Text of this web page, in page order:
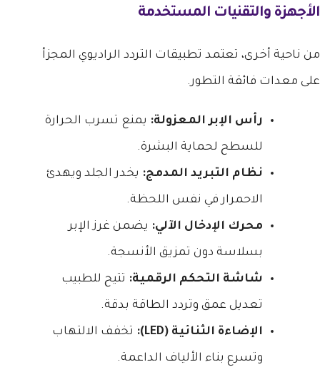
الأجهزة والتقنيات المستخدمة
من ناحية أخرى، تعتمد تطبيقات التردد الراديوي المجزأ
على معدات فائقة التطور.
رأس الإبر المعزولة: يمنع تسرب الحرارة
للسطح لحماية البشرة.
نظام التبريد المدمج: يخدر الجلد ويهدئ
الاحمرار في نفس اللحظة.
محرك الإدخال الآلي: يضمن غرز الإبر
بسلاسة دون تمزيق الأنسجة.
شاشة التحكم الرقمية: تتيح للطبيب
تعديل عمق وتردد الطاقة بدقة.
الإضاءة الثنائية (LED): تخفف الالتهاب
وتسرع بناء الألياف الداعمة.